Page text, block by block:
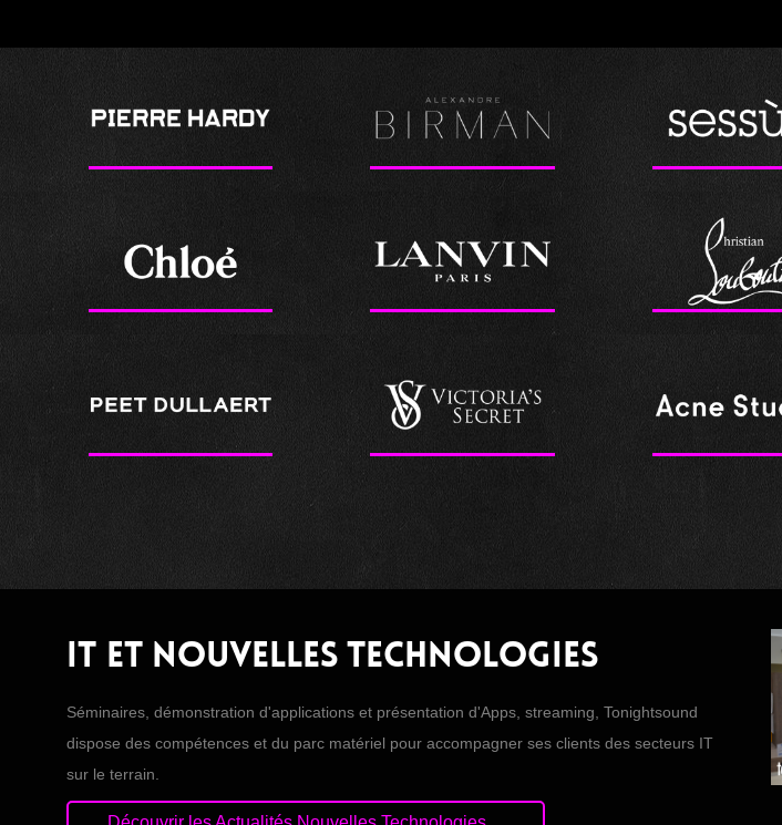
IT et Nouvelles technologies
Séminaires, démonstration d'applications et présentation d'Apps, streaming, Tonightsound
dispose des compétences et du parc matériel pour accompagner ses clients des secteurs IT
sur le terrain.